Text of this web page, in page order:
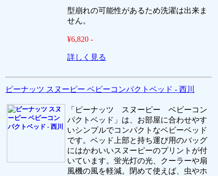
型崩れの可能性があるため洗濯は出来ま
せん。
¥6,820 -
詳しく見る
ピーナッツ スヌーピー ベビーコンパクトベッド - 西川
「ピーナッツ スヌーピー ベビーコン
パクトベッド」は、お部屋に合わせやす
いシンプルでコンパクトなベビーベッド
です。ベッド上部と持ち運び用のバッグ
にはかわいいスヌーピーのプリントが付
いています。蛍光灯の光、クーラーや扇
風機の風を軽減。閉めて使えば、虫やホ